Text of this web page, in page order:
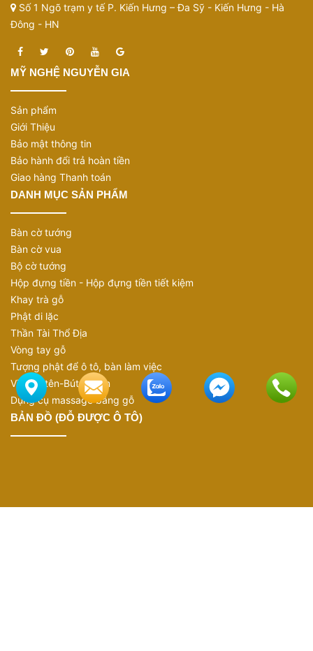
Số 1 Ngõ trạm y tế P. Kiến Hưng – Đa Sỹ - Kiến Hưng - Hà
Đông - HN
MỸ NGHỆ NGUYỄN GIA
Sản phẩm
Giới Thiệu
Bảo mật thông tin
Bảo hành đổi trả hoàn tiền
Giao hàng Thanh toán
DANH MỤC SẢN PHẨM
Bàn cờ tướng
Bàn cờ vua
Bộ cờ tướng
Hộp đựng tiền - Hộp đựng tiền tiết kiệm
Khay trà gỗ
Phật di lặc
Thần Tài Thổ Địa
Vòng tay gỗ
Tượng phật để ô tô, bàn làm việc
Viết ký tên-Bút ký tên
Dụng cụ massage bằng gỗ
BẢN ĐỒ (ĐỖ ĐƯỢC Ô TÔ)